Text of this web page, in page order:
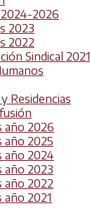
2026
2023
2022
Sindical 2021
Residencias
año 2026
año 2025
año 2024
año 2023
año 2022
año 2021